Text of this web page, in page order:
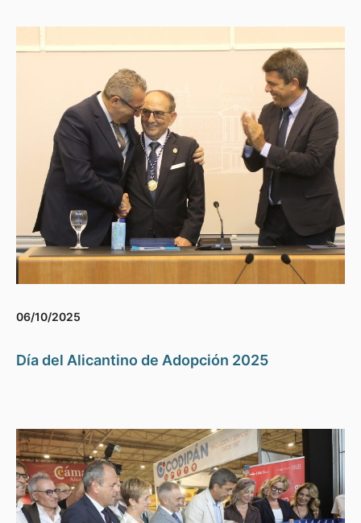
06/10/2025
Día del Alicantino de Adopción 2025